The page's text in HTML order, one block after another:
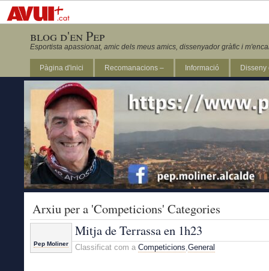
blog d'en Pep
Esportista apassionat, amic dels meus amics, dissenyador gràfic i
Pàgina d'inici Recomanacions – Informació
Revista Marathon 295
Arxiu per a 'Competicions' Categories
Pep Moliner
Mitja de Terrassa en 1h23
Classificat com a Competicions,General